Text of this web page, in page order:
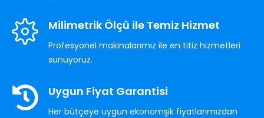
Milimetrik Ölçü ile Temiz Hizmet
Profesyonel makinalarımız ile en titiz hizmetleri
sunuyoruz.
Uygun Fiyat Garantisi
Her bütçeye uygun ekonomşik fiyatlarımızdan